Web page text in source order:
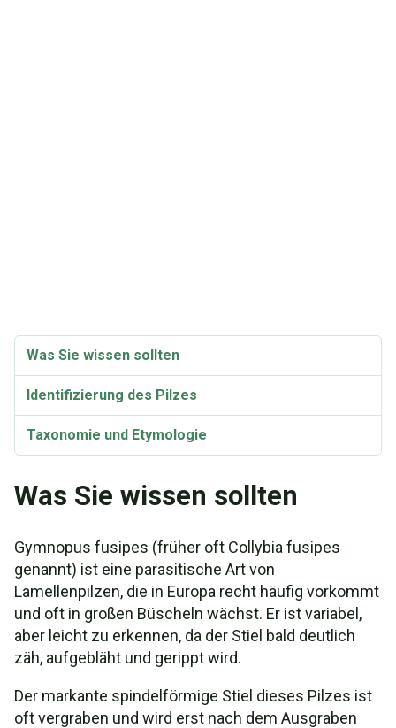
Was Sie wissen sollten
Identifizierung des Pilzes
Taxonomie und Etymologie
Was Sie wissen sollten
Gymnopus fusipes (früher oft Collybia fusipes
genannt) ist eine parasitische Art von
Lamellenpilzen, die in Europa recht häufig vorkommt
und oft in großen Büscheln wächst. Er ist variabel,
aber leicht zu erkennen, da der Stiel bald deutlich
zäh, aufgebläht und gerippt wird.
Der markante spindelförmige Stiel dieses Pilzes ist
oft vergraben und wird erst nach dem Ausgraben